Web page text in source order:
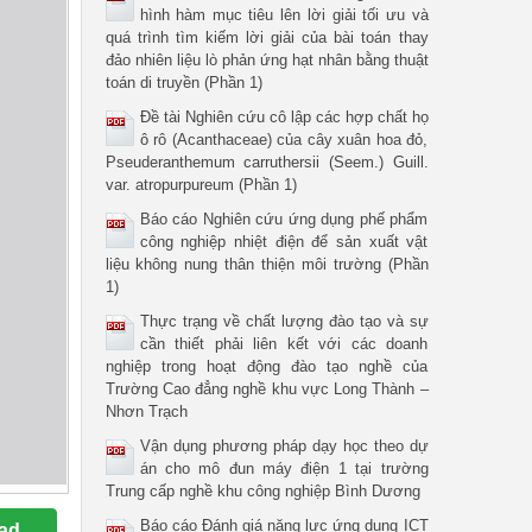
hình hàm mục tiêu lên lời giải tối ưu và
quá trình tìm kiếm lời giải của bài toán thay
đảo nhiên liệu lò phản ứng hạt nhân bằng thuật
toán di truyền (Phần 1)
Đề tài Nghiên cứu cô lập các hợp chất họ
ô rô (Acanthaceae) của cây xuân hoa đỏ,
Pseuderanthemum carruthersii (Seem.) Guill.
var. atropurpureum (Phần 1)
Báo cáo Nghiên cứu ứng dụng phế phẩm
công nghiệp nhiệt điện để sản xuất vật
liệu không nung thân thiện môi trường (Phần
1)
Thực trạng về chất lượng đào tạo và sự
cần thiết phải liên kết với các doanh
nghiệp trong hoạt động đào tạo nghề của
Trường Cao đẳng nghề khu vực Long Thành –
Nhơn Trạch
Vận dụng phương pháp dạy học theo dự
án cho mô đun máy điện 1 tại trường
Trung cấp nghề khu công nghiệp Bình Dương
Báo cáo Đánh giá năng lực ứng dụng ICT